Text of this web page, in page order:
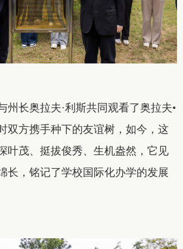
州长奥拉夫·利斯共同观看了奥拉夫•
双方携手种下的友谊树，如今，这
叶茂、挺拔俊秀、生机盎然，它见
长，铭记了学校国际化办学的发展